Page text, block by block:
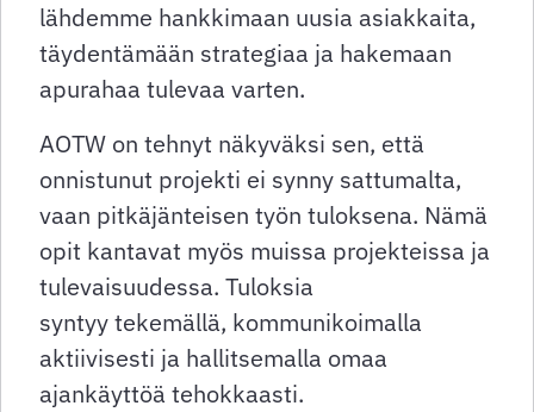
lähdemme hankkimaan uusia asiakkaita,
täydentämään strategiaa ja hakemaan
apurahaa tulevaa varten.
AOTW on tehnyt näkyväksi sen, että
onnistunut projekti ei synny sattumalta,
vaan pitkäjänteisen työn tuloksena. Nämä
opit kantavat myös muissa projekteissa ja
tulevaisuudessa. Tuloksia
syntyy tekemällä, kommunikoimalla
aktiivisesti ja hallitsemalla omaa
ajankäyttöä tehokkaasti.